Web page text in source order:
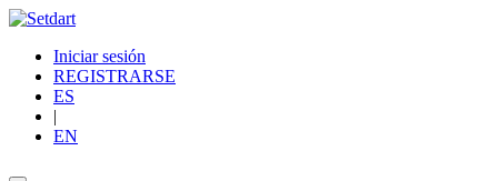
Iniciar sesión
REGISTRARSE
ES
|
EN